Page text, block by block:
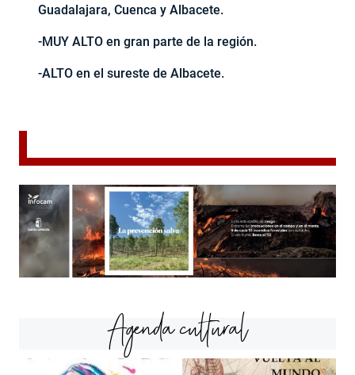
Guadalajara, Cuenca y Albacete.
-MUY ALTO en gran parte de la región.
-ALTO en el sureste de Albacete.
Agenda cultural